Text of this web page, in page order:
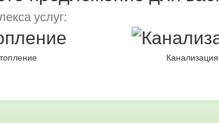
услуг:
Канализация